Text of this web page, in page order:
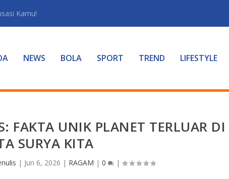
Kamu!
NEWS BOLA SPORT TREND LIFESTYLE
FAKTA UNIK PLANET TERLUAR DI
SURYA KITA
| Jun 6, 2026 | RAGAM |0 |